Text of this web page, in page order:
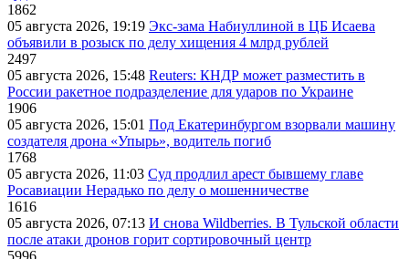
1862
05 августа 2026, 19:19 Экс-зама Набиуллиной в ЦБ Исаева
объявили в розыск по делу хищения 4 млрд рублей
2497
05 августа 2026, 15:48 Reuters: КНДР может разместить в
России ракетное подразделение для ударов по Украине
1906
05 августа 2026, 15:01 Под Екатеринбургом взорвали машину
создателя дрона «Упырь», водитель погиб
1768
05 августа 2026, 11:03 Суд продлил арест бывшему главе
Росавиации Нерадько по делу о мошенничестве
1616
05 августа 2026, 07:13 И снова Wildberries. В Тульской области
после атаки дронов горит сортировочный центр
5996